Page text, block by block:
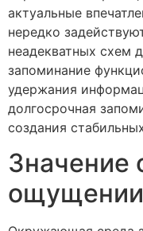
актуальные
нередко
неадекватных схем
запоминание
удержания
долгосрочная
создания
Значение
ощущении